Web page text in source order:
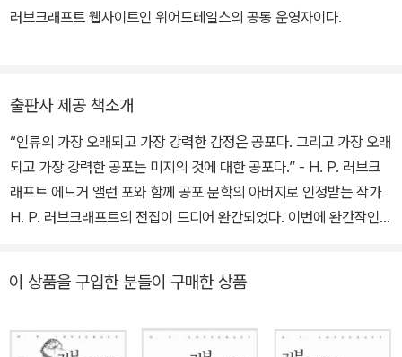
대에 들어오며 결혼과 이혼, 어머니의 사별이라는 아픔을 겪고 다시
4년부터 나타난 대장암과 신장염 증세로 고통받다 1937년 3월 19
평가되어 공포 소설의 선구자로 인정받는 것은 물론, 장르를 넘나들
며 무수히 변용될 정도로 독보적인 위치를 점하고 있다.
잭 더 리퍼 연대기 1, 2 》, 《코난 도일 호러 걸작선》, 《아울크리크 다
러브크래프트 웹사이트인 위어드테일스의 공동 운영자이다.
출판사 제공 책소개
“인류의 가장 오래되고 가장 강력한 감정은 공포다. 그리고 가장 오래
되고 가장 강력한 공포는 미지의 것에 대한 공포다.” - H. P. 러브크
래프트 에드거 앨런 포와 함께 공포 문학의 아버지로 인정받는 작가
H. P. 러브크래프트의 전집이 드디어 완간되었다. 이번에 완간작인
서 『네크로노미콘』, 해저에서 부활을 기다리는 사악한 신적 존재 ‘크
지의 것에 대한 공포’를 집요하게 파고들어 여타의 공포소설과는 전
이 상품을 구입한 분들이 구매한 상품